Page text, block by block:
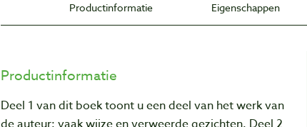
Productinformatie Eigenschappen
Productinformatie
Deel 1 van dit boek toont u een deel van het werk van